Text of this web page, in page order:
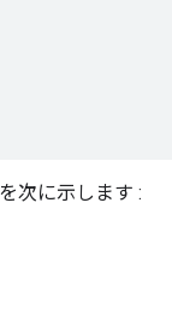
次に示します :